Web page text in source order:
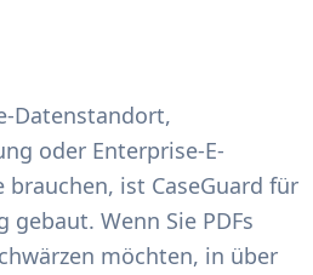
Datenstandort,
oder Enterprise-E-
brauchen, ist CaseGuard für
Wenn Sie PDFs
möchten, in über